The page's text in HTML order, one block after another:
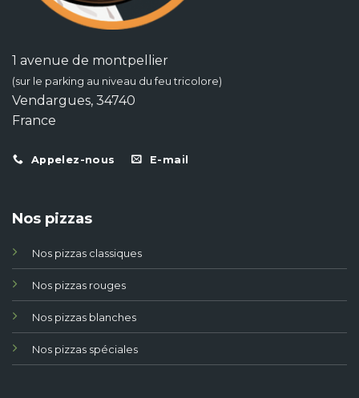
1 avenue de montpellier
(sur le parking au niveau du feu tricolore)
Vendargues, 34740
France
Appelez-nous E-mail
Nos pizzas
Nos pizzas classiques
Nos pizzas rouges
Nos pizzas blanches
Nos pizzas spéciales